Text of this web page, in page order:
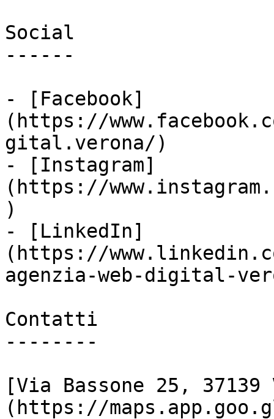
Social
------
- [Facebook]
(https://
gital.verona/)
- [Instagram]
(https://
)
- [LinkedIn]
(https://
agenzia-web-digital-
Contatti
--------
[Via Bassone 25, 37139
(https://